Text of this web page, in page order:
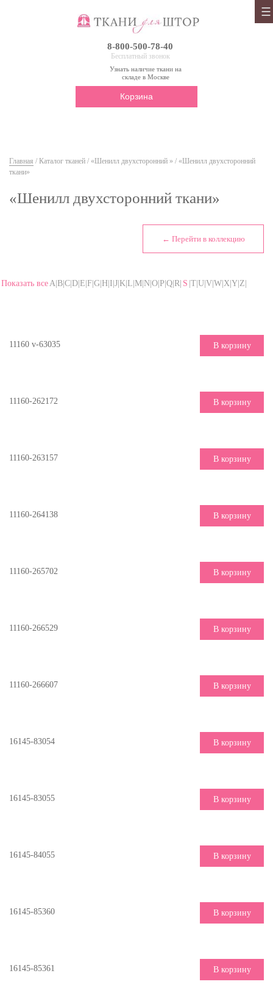
8-800-500-78-40
Бесплатный звонок
Узнать наличие ткани на
складе в Москве
Корзина
Главная / Каталог тканей / «Шенилл двухсторонний » / «Шенилл двухсторонний
ткани»
«Шенилл двухсторонний ткани»
← Перейти в коллекцию
Показать всеA|B|C|D|E|F|G|H|I|J|K|L|M|N|O|P|Q|R| S |T|U|V|W|X|Y|Z|
11160 v-63035 В корзину
11160-262172 В корзину
11160-263157 В корзину
11160-264138 В корзину
11160-265702 В корзину
11160-266529 В корзину
11160-266607 В корзину
16145-83054 В корзину
16145-83055 В корзину
16145-84055 В корзину
16145-85360 В корзину
16145-85361 В корзину